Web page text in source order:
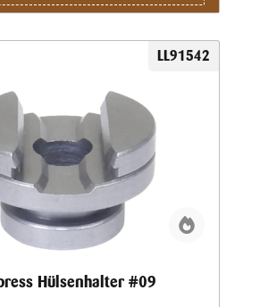
LL91542
Hülsenhalter #09